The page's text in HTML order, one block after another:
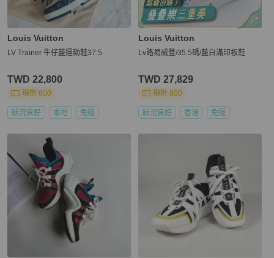
Louis Vuitton
LV Trainer 牛仔藍運動鞋37.5
TWD 22,800
現折 800
狀況良好 本地 免運
Louis Vuitton
Lv路易威登/35.5碼/藍白滿印板鞋
TWD 27,829
現折 800
狀況良好 香港 免運